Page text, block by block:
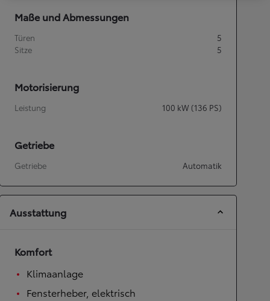
Maße und Abmessungen
Türen
5
Sitze
5
Motorisierung
Leistung 100 kW (136 PS)
Getriebe
Getriebe Automatik
Ausstattung
Komfort
Klimaanlage
Fensterheber, elektrisch